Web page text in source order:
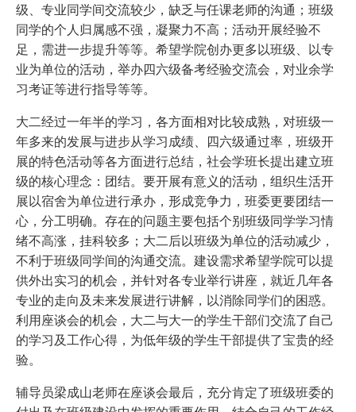
级、专业同学间交流较少，缺乏与任课老师的沟通；班级
同学的个人归属感不强，凝聚力不高；活动开展经验不
足，需进一步提升等等。希望学院创办更多以班级、以专
业为单位的活动，举办四六级备考经验交流会，对业余学
习考证等进行指导等等。
大二经过一年半的学习，各方面相对比较成熟，对班级一
年多来的发展与进步从学习成绩、四六级通过率，班级开
展的特色活动等各方面进行总结，社会学班长提出建立班
级的核心理念：团结。要开展有意义的活动，组织生活开
展以宿舍为单位进行承办，形成竞争力，班委更要团结一
心，分工明确。存在的问题主要包括个别班级同学学习情
绪不高涨，挂科较多；大二后以班级为单位的活动减少，
不利于班级同学间的沟通交流。建设需求希望学院可以提
供外出实习的机会，并针对各专业举行讲座，就近几年各
专业的走向及未来发展进行讲解，以消除同学们的困惑。
利用座谈会的机会，大二与大一的学生干部们交流了自己
的学习及工作心得，为低年级的学生干部提供了宝贵的经
验。
辅导员梁成山老师在座谈会最后，充分肯定了班级班委的